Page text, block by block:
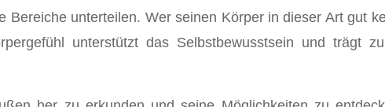
unterteilen. Wer seinen Körper in dieser Art gut
unterstützt das Selbstbewusstsein und trägt